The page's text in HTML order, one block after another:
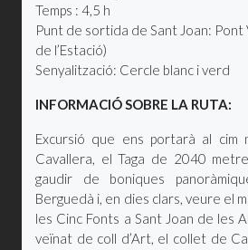
Temps : 4,5 h
Punt de sortida de Sant Joan: Pont
de l’Estació)
Senyalització: Cercle blanc i verd
INFORMACIÓ SOBRE LA RUTA:
Excursió que ens portarà al cim
Cavallera, el Taga de 2040
gaudir de boniques
Berguedà i, en dies clars, veure el
les Cinc Fonts a Sant Joan de les
veïnat de coll d’Art, el collet de